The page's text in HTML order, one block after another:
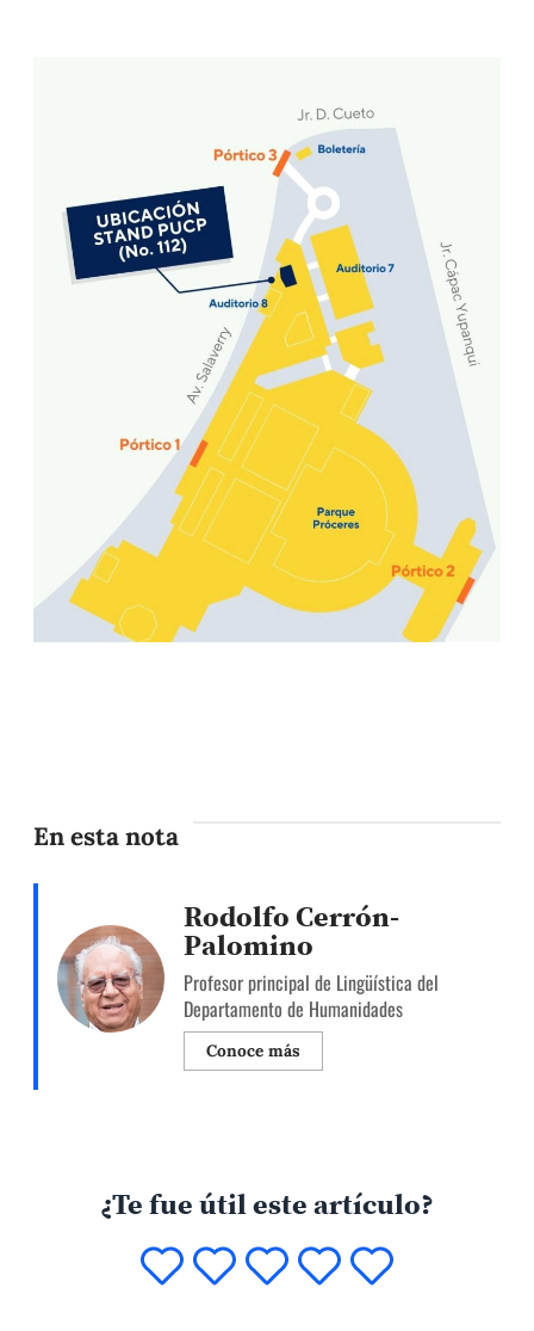
En esta nota
Rodolfo Cerrón-
Palomino
Profesor principal de Lingüística del
Departamento de Humanidades
Conoce más
¿Te fue útil este artículo?